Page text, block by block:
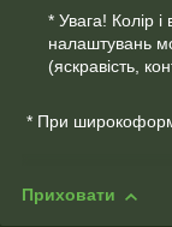
* Увага! Колір і
налаштувань
(яскравість,
* При
Приховати